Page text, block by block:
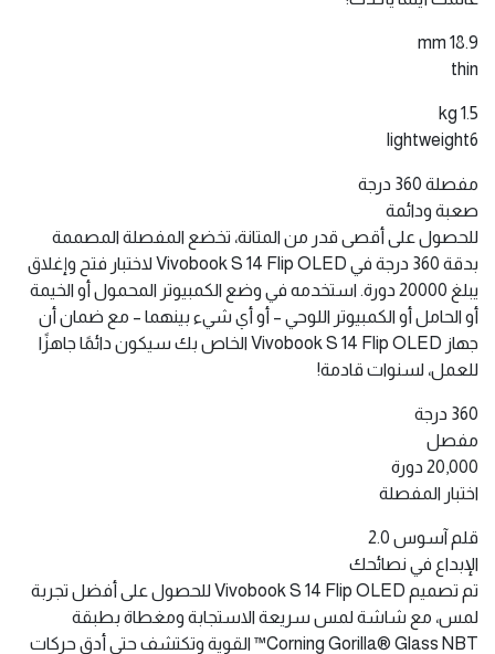
18.9 mm
thin
1.5 kg
lightweight6
مفصلة 360 درجة
صعبة ودائمة
للحصول على أقصى قدر من المتانة، تخضع المفصلة المصممة
بدقة 360 درجة في Vivobook S 14 Flip OLED لاختبار فتح وإغلاق
يبلغ 20000 دورة. استخدمه في وضع الكمبيوتر المحمول أو الخيمة
أو الحامل أو الكمبيوتر اللوحي – أو أي شيء بينهما – مع ضمان أن
جهاز Vivobook S 14 Flip OLED الخاص بك سيكون دائمًا جاهزًا
للعمل، لسنوات قادمة!
360 درجة
مفصل
20,000 دورة
اختبار المفصلة
قلم آسوس 2.0
الإبداع في نصائحك
تم تصميم Vivobook S 14 Flip OLED للحصول على أفضل تجربة
لمس، مع شاشة لمس سريعة الاستجابة ومغطاة بطبقة
Corning Gorilla® Glass NBT™ القوية وتكتشف حتى أدق حركات